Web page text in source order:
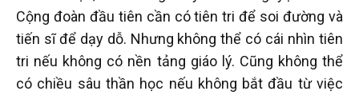
Cộng đoàn đầu tiên cần có tiên tri để soi đường và
tiến sĩ để dạy dỗ. Nhưng không thể có cái nhìn tiên
tri nếu không có nền tảng giáo lý. Cũng không thể
có chiều sâu thần học nếu không bắt đầu từ việc